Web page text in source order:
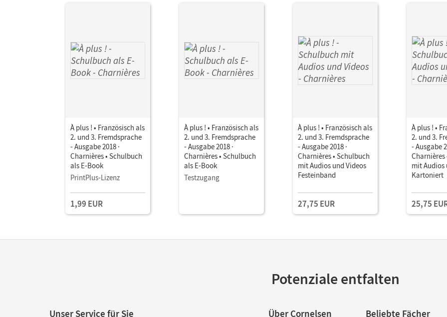
À plus ! • Französisch als
2. und 3. Fremdsprache
- Ausgabe 2018 ·
Charnières • Schulbuch
als E-Book
PrintPlus-Lizenz
1,99 EUR
À plus ! • Französisch als
2. und 3. Fremdsprache
- Ausgabe 2018 ·
Charnières • Schulbuch
als E-Book
Testzugang
À plus ! • Französisch als
2. und 3. Fremdsprache
- Ausgabe 2018 ·
Charnières • Schulbuch
mit Audios und Videos
Festeinband
27,75 EUR
À plus ! •
2. und 3.
- Ausgabe
Charnières
mit Audios
Kartoniert
25,75
Potenziale entfalten
Unser Service für Sie Über Cornelsen Beliebte Fächer